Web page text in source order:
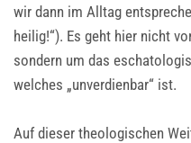
wir dann im Alltag
heilig!“). Es geht hier nicht
sondern um das
welches „unverdienbar“ ist.
Auf dieser theologischen